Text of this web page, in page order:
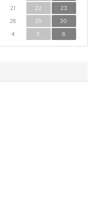
21 22
23
28 29
30
4 5 6